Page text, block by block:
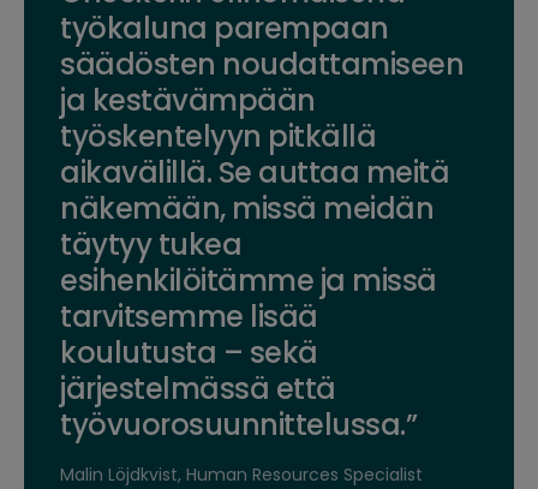
työkaluna parempaan
säädösten noudattamiseen
ja kestävämpään
työskentelyyn pitkällä
aikavälillä. Se auttaa meitä
näkemään, missä meidän
täytyy tukea
esihenkilöitämme ja missä
tarvitsemme lisää
koulutusta – sekä
järjestelmässä että
työvuorosuunnittelussa.”
Malin Löjdkvist, Human Resources Specialist